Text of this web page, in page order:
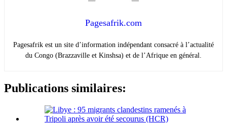
Pagesafrik.com
Pagesafrik est un site d’information indépendant consacré à l’actualité
du Congo (Brazzaville et Kinshsa) et de l’Afrique en général.
Publications similaires: